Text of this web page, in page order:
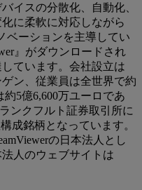
イスの分散化、自動化、
に柔軟に対応しながら
ベーションを主導してい
』がダウンロードされ
ています。会社設立は
ン、従業員は全世界で約
約5億6,600万ユーロであ
ンクフルト証券取引所に
成銘柄となっています。
の日本法人とし
人のウェブサイトは